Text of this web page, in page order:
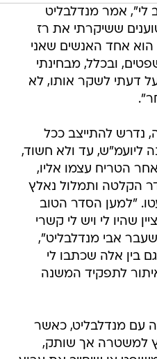
לי", אמר מנדלבליט
ששיקרתי את רז
הוא אחד האנשים שאני
ובכלל, מבחינתי
דעתי לשקר אותו, לא
נדרש להתייצב ככל
ליועמ"ש, עד ולא חשוד,
הטריח עצמו אליו,
הקלטה ותמלול נאלץ
"למען הסדר הטוב
שהיו לי ויש לי קשרי
אבי מנדלבליט",
בין אלה שכתבו לי
לתפקיד המשנה
עם מנדלבליט, כאשר
למשטרה אך שותק,